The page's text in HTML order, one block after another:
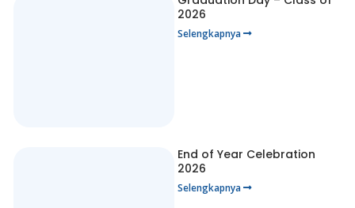
2026
Selengkapnya
End of Year Celebration
2026
Selengkapnya